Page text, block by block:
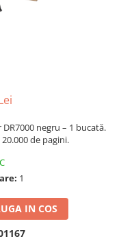
negru – 1 bucată.
de pagini.
1
IN COS